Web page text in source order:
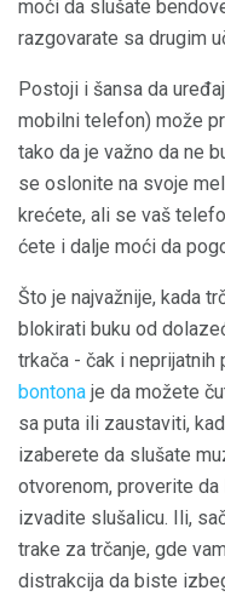
moći da slušate
razgovarate sa drugim
Postoji i šansa da
mobilni telefon) može
tako da je važno da ne
se oslonite na svoje
krećete, ali se vaš
ćete i dalje moći da
Što je najvažnije, kada
blokirati buku od
trkača - čak i neprijatnih
bontona je da možete
sa puta ili zaustaviti,
izaberete da slušate
otvorenom, proverite
izvadite slušalicu. Ili,
trake za trčanje, gde
distrakcija da biste